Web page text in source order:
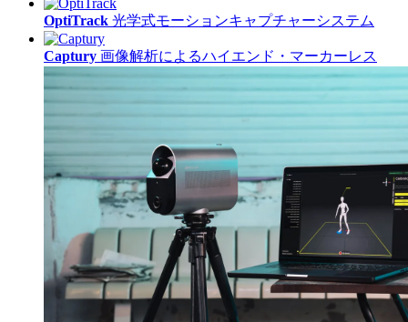
OptiTrack 光学式モーションキャプチャーシステム
Captury 画像解析によるハイエンド・マーカーレス